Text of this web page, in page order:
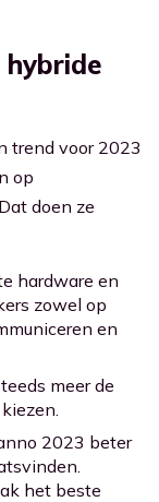
trend voor 2023
op
doen ze
hardware en
zowel op
en
meer de
2023 beter
het beste